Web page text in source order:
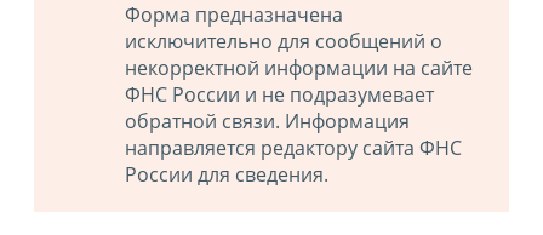
Форма предназначена
исключительно для сообщений о
некорректной информации на сайте
ФНС России и не подразумевает
обратной связи. Информация
направляется редактору сайта ФНС
России для сведения.